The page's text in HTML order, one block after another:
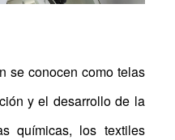
se conocen como telas
y el desarrollo de la
químicas, los textiles